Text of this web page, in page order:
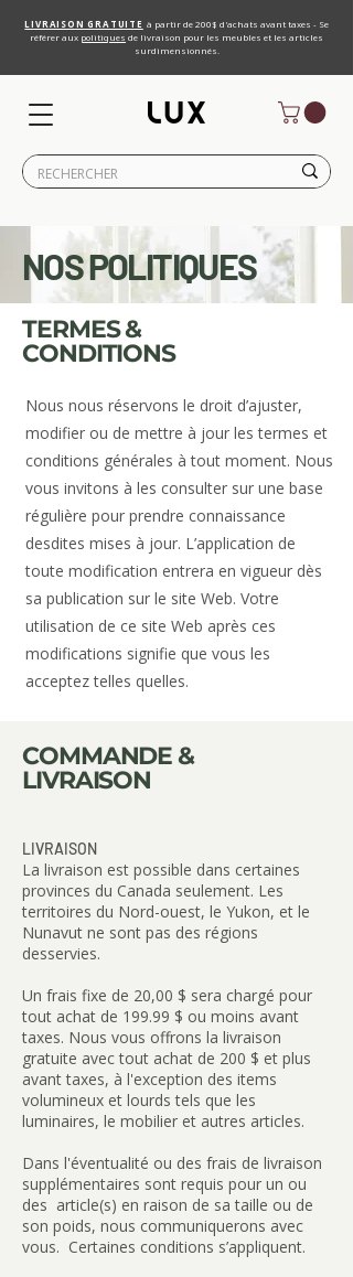
LIVRAISON GRATUITE à partir de 200$ d'achats avant taxes - Se
référer aux politiques de livraison pour les meubles et les articles
surdimensionnés.
NOS POLITIQUES
TERMES &
CONDITIONS
Nous nous réservons le droit d’ajuster,
modifier ou de mettre à jour les termes et
conditions générales à tout moment. Nous
vous invitons à les consulter sur une base
régulière pour prendre connaissance
desdites mises à jour. L’application de
toute modification entrera en vigueur dès
sa publication sur le site Web. Votre
utilisation de ce site Web après ces
modifications signifie que vous les
acceptez telles quelles.
COMMANDE &
LIVRAISON
LIVRAISON
La livraison est possible dans certaines
provinces du Canada seulement. Les
territoires du Nord-ouest, le Yukon, et le
Nunavut ne sont pas des régions
desservies.
Un frais fixe de 20,00 $ sera chargé pour
tout achat de 199.99 $ ou moins avant
taxes. Nous vous offrons la livraison
gratuite avec tout achat de 200 $ et plus
avant taxes, à l'exception des items
volumineux et lourds tels que les
luminaires, le mobilier et autres articles.
Dans l'éventualité ou des frais de livraison
supplémentaires sont requis pour un ou
des article(s) en raison de sa taille ou de
son poids, nous communiquerons avec
vous. Certaines conditions s’appliquent.